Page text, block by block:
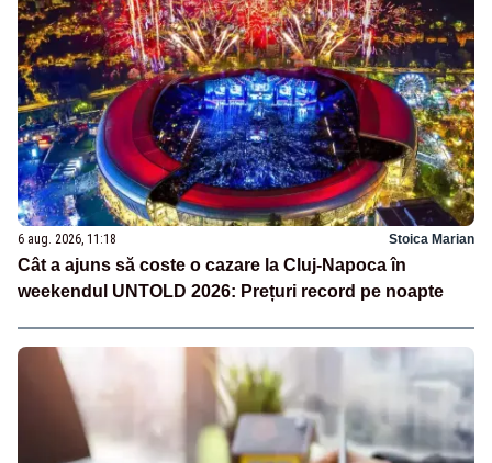
6 aug. 2026, 11:18 Stoica Marian
Cât a ajuns să coste o cazare la Cluj-Napoca în
weekendul UNTOLD 2026: Prețuri record pe noapte